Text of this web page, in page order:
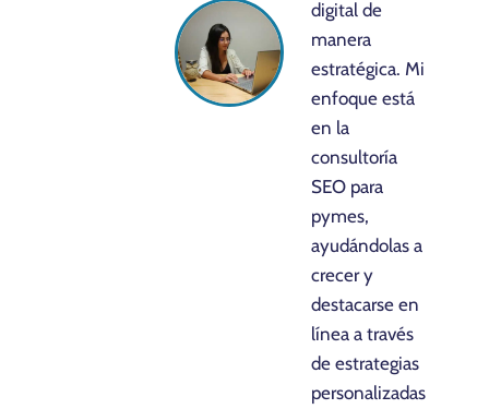
digital de
manera
estratégica. Mi
enfoque está
en la
consultoría
SEO para
pymes,
ayudándolas a
crecer y
destacarse en
línea a través
de estrategias
personalizadas